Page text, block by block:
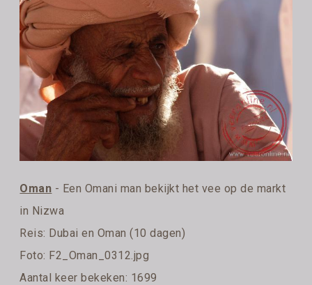
Oman - Een Omani man bekijkt het vee op de markt
in Nizwa
Reis: Dubai en Oman (10 dagen)
Foto: F2_Oman_0312.jpg
Aantal keer bekeken: 1699